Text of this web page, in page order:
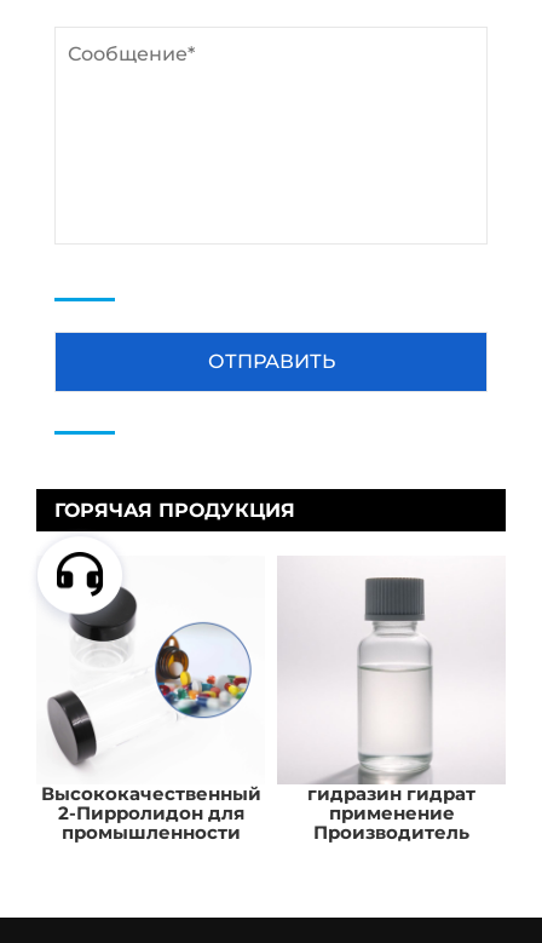
ГОРЯЧАЯ ПРОДУКЦИЯ
Высококачественный
2-Пирролидон для
промышленности
гидразин гидрат
применение
Производитель